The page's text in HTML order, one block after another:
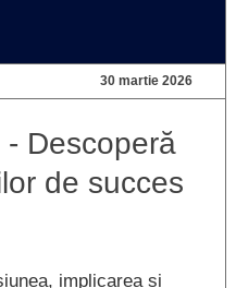
30 martie 2026
Descoperă
de succes
implicarea și